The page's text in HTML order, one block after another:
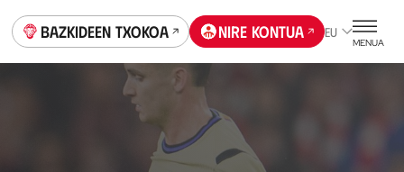
Bazkideen Txokoa Nire kontua EU
MENUA